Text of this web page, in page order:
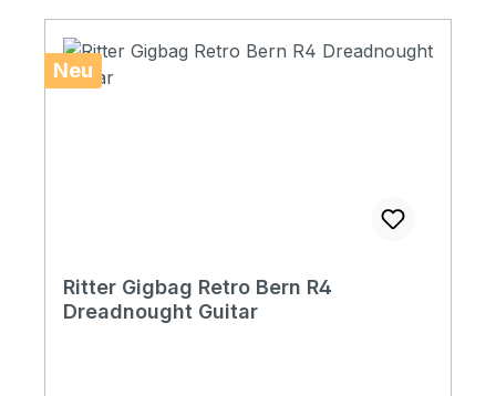
Neu
Ritter Gigbag Retro Bern R4
Dreadnought Guitar